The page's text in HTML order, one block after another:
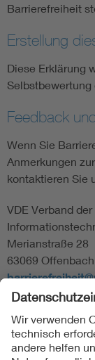
Barrierefreiheit
Erstellung
Diese Erklärung
Feedback
Wenn Sie
Anmerkungen
kontaktieren Sie
VDE Verband
Merianstraße 28
63069
Folgen Sie uns